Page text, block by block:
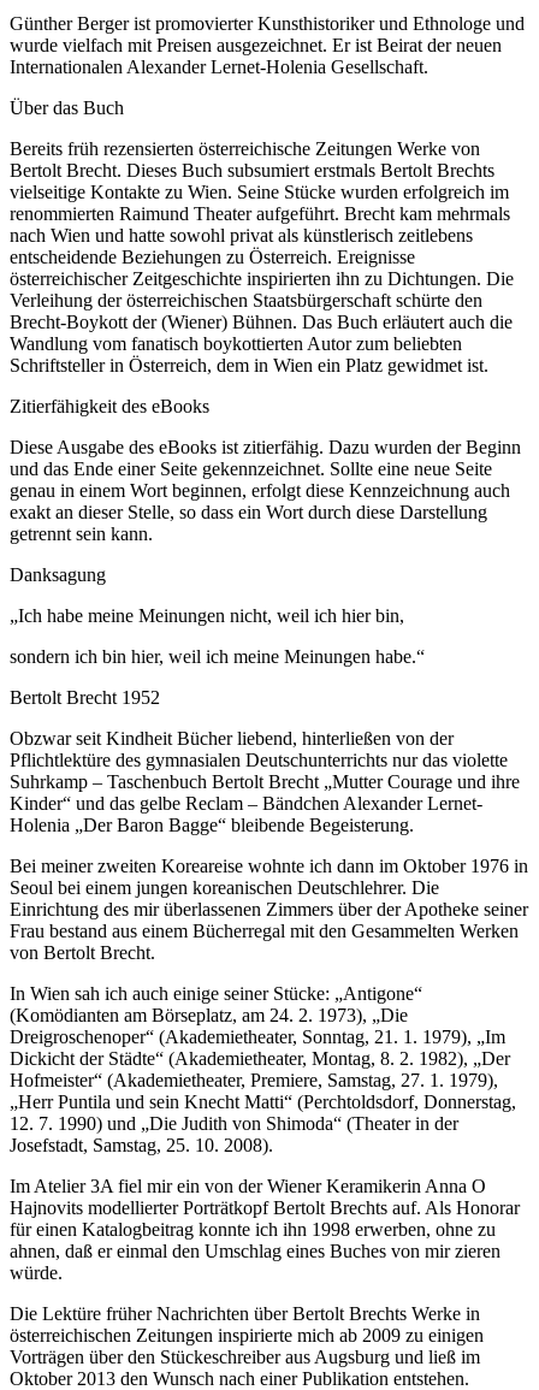
Günther Berger ist promovierter Kunsthistoriker und Ethnologe und
wurde vielfach mit Preisen ausgezeichnet. Er ist Beirat der neuen
Internationalen Alexander Lernet-Holenia Gesellschaft.
Über das Buch
Bereits früh rezensierten österreichische Zeitungen Werke von
Bertolt Brecht. Dieses Buch subsumiert erstmals Bertolt Brechts
vielseitige Kontakte zu Wien. Seine Stücke wurden erfolgreich im
renommierten Raimund Theater aufgeführt. Brecht kam mehrmals
nach Wien und hatte sowohl privat als künstlerisch zeitlebens
entscheidende Beziehungen zu Österreich. Ereignisse
österreichischer Zeitgeschichte inspirierten ihn zu Dichtungen. Die
Verleihung der österreichischen Staatsbürgerschaft schürte den
Brecht-Boykott der (Wiener) Bühnen. Das Buch erläutert auch die
Wandlung vom fanatisch boykottierten Autor zum beliebten
Schriftsteller in Österreich, dem in Wien ein Platz gewidmet ist.
Zitierfähigkeit des eBooks
Diese Ausgabe des eBooks ist zitierfähig. Dazu wurden der Beginn
und das Ende einer Seite gekennzeichnet. Sollte eine neue Seite
genau in einem Wort beginnen, erfolgt diese Kennzeichnung auch
exakt an dieser Stelle, so dass ein Wort durch diese Darstellung
getrennt sein kann.
Danksagung
„Ich habe meine Meinungen nicht, weil ich hier bin,
sondern ich bin hier, weil ich meine Meinungen habe.“
Bertolt Brecht 1952
Obzwar seit Kindheit Bücher liebend, hinterließen von der
Pflichtlektüre des gymnasialen Deutschunterrichts nur das violette
Suhrkamp – Taschenbuch Bertolt Brecht „Mutter Courage und ihre
Kinder“ und das gelbe Reclam – Bändchen Alexander Lernet-
Holenia „Der Baron Bagge“ bleibende Begeisterung.
Bei meiner zweiten Koreareise wohnte ich dann im Oktober 1976 in
Seoul bei einem jungen koreanischen Deutschlehrer. Die
Einrichtung des mir überlassenen Zimmers über der Apotheke seiner
Frau bestand aus einem Bücherregal mit den Gesammelten Werken
von Bertolt Brecht.
In Wien sah ich auch einige seiner Stücke: „Antigone“
(Komödianten am Börseplatz, am 24. 2. 1973), „Die
Dreigroschenoper“ (Akademietheater, Sonntag, 21. 1. 1979), „Im
Dickicht der Städte“ (Akademietheater, Montag, 8. 2. 1982), „Der
Hofmeister“ (Akademietheater, Premiere, Samstag, 27. 1. 1979),
„Herr Puntila und sein Knecht Matti“ (Perchtoldsdorf, Donnerstag,
12. 7. 1990) und „Die Judith von Shimoda“ (Theater in der
Josefstadt, Samstag, 25. 10. 2008).
Im Atelier 3A fiel mir ein von der Wiener Keramikerin Anna O
Hajnovits modellierter Porträtkopf Bertolt Brechts auf. Als Honorar
für einen Katalogbeitrag konnte ich ihn 1998 erwerben, ohne zu
ahnen, daß er einmal den Umschlag eines Buches von mir zieren
würde.
Die Lektüre früher Nachrichten über Bertolt Brechts Werke in
österreichischen Zeitungen inspirierte mich ab 2009 zu einigen
Vorträgen über den Stückeschreiber aus Augsburg und ließ im
Oktober 2013 den Wunsch nach einer Publikation entstehen.